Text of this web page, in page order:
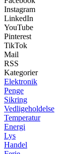
Instagram
LinkedIn
YouTube
Pinterest
TikTok
Mail
RSS
Kategorier
Elektronik
Penge
Sikring
Vedligeholdelse
Temperatur
Energi
Lys
Handel